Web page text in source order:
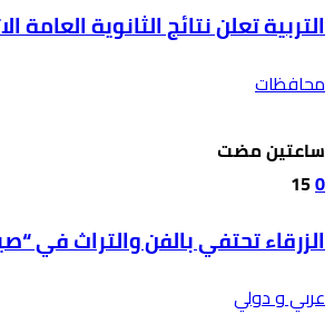
التربية تعلن نتائج الثانوية العامة
محافظات
‫‫‫‏‫ساعتين مضت‬
0
15
الزرقاء تحتفي بالفن والتراث في “صيف
عربي و دولي